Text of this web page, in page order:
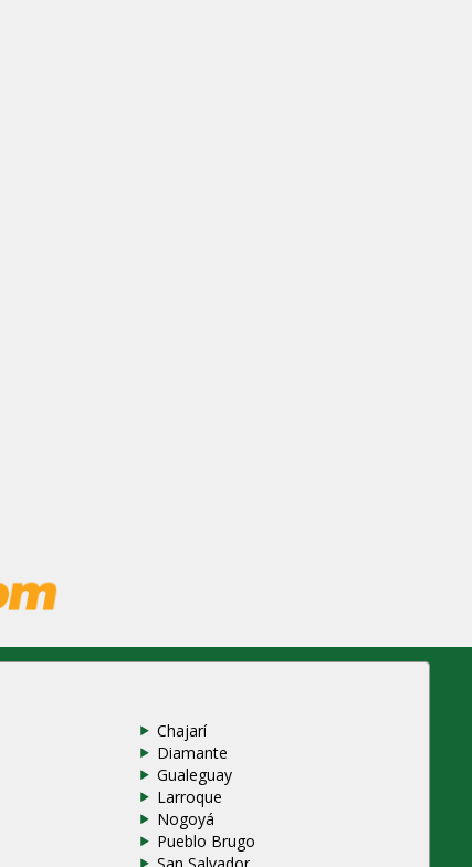
Chajarí
Diamante
Gualeguay
Larroque
Nogoyá
Pueblo Brugo